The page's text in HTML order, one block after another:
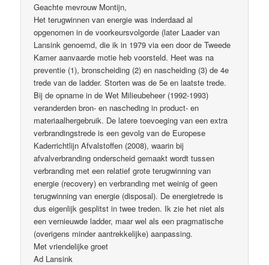
Geachte mevrouw Montijn,
Het terugwinnen van energie was inderdaad al
opgenomen in de voorkeursvolgorde (later Laader van
Lansink genoemd, die ik in 1979 via een door de Tweede
Kamer aanvaarde motie heb voorsteld. Heet was na
preventie (1), bronscheiding (2) en nascheiding (3) de 4e
trede van de ladder. Storten was de 5e en laatste trede.
Bij de opname in de Wet Milieubeheer (1992-1993)
veranderden bron- en nascheding in product- en
materiaalhergebruik. De latere toevoeging van een extra
verbrandingstrede is een gevolg van de Europese
Kaderrichtlijn Afvalstoffen (2008), waarin bij
afvalverbranding onderscheid gemaakt wordt tussen
verbranding met een relatief grote terugwinning van
energie (recovery) en verbranding met weinig of geen
terugwinning van energie (disposal). De energietrede is
dus eigenlijk gesplitst in twee treden. Ik zie het niet als
een vernieuwde ladder, maar wel als een pragmatische
(overigens minder aantrekkelijke) aanpassing.
Met vriendelijke groet
Ad Lansink